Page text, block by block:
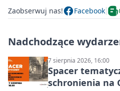
Zaobserwuj nas! Facebook
Nadchodzące
7 sierpnia 2026, 16:00
Spacer
schronienia na